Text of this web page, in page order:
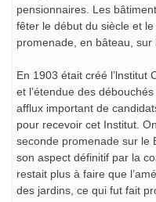
pensionnaires. Les
fêter le début du siècle et
promenade, en bâteau, sur
En 1903 était créé l’lnstitut
et l’étendue des
afflux important de
pour recevoir cet Institut.
seconde promenade sur le
son aspect définitif par la
restait plus à faire que
des jardins, ce qui fut fait